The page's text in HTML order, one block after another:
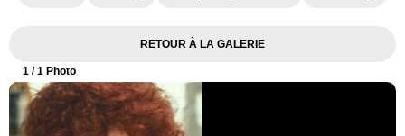
RETOUR À LA GALERIE
1 / 1 Photo